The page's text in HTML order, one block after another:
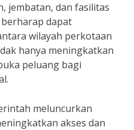
jembatan, dan fasilitas
dapat
wilayah perkotaan
hanya meningkatkan
peluang bagi
meluncurkan
akses dan